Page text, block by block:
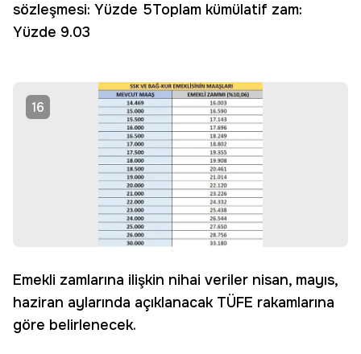
sözleşmesi: Yüzde 5Toplam kümülatif zam:
Yüzde 9.03
16
Emekli zamlarına ilişkin nihai veriler nisan, mayıs,
haziran aylarında açıklanacak TÜFE rakamlarına
göre belirlenecek.